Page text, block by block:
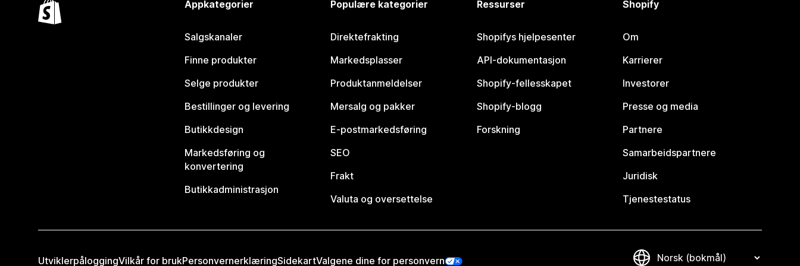
Appkategorier
Salgskanaler
Finne produkter
Selge produkter
Bestillinger og levering
Butikkdesign
Markedsføring og
konvertering
Butikkadministrasjon
Populære kategorier
Direktefrakting
Markedsplasser
Produktanmeldelser
Mersalg og pakker
E-postmarkedsføring
SEO
Frakt
Valuta og oversettelse
Ressurser
Shopifys hjelpesenter
API-dokumentasjon
Shopify-fellesskapet
Shopify-blogg
Forskning
Shopify
Om
Karrierer
Investorer
Presse og media
Partnere
Samarbeidspartnere
Juridisk
Tjenestestatus
UtviklerpåloggingVilkår for brukPersonvernerklæringSidekartValgene dine for personvern